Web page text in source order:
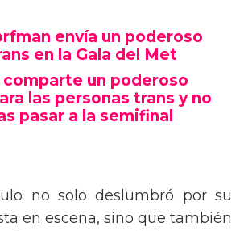
envía un poderoso
en la Gala del Met
un poderoso
las personas trans y no
pasar a la semifinal
no solo deslumbró por su
en escena, sino que también